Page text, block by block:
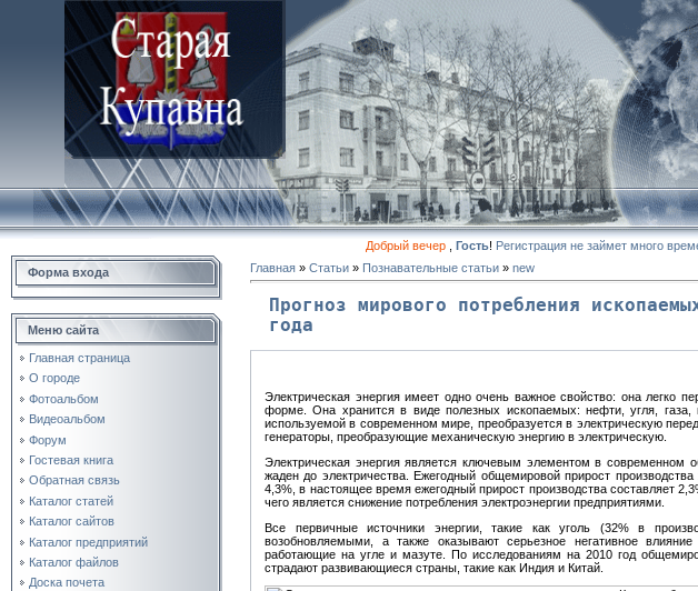
Добрый вечер, Гость! Регистрация не займет много
Форма входа
Меню сайта
Главная страница
О городе
Фотоальбом
Видеоальбом
Форум
Гостевая книга
Обратная связь
Каталог статей
Каталог сайтов
Каталог предприятий
Каталог файлов
Доска почета
Главная » Статьи » Познавательные статьи » new
Прогноз мирового потребления
года
Электрическая энергия имеет одно очень важное свойство: она легко
форме. Она хранится в виде полезных ископаемых: нефти, угля, газа,
используемой в современном мире, преобразуется в электрическую
генераторы, преобразующие механическую энергию в электрическую.
Электрическая энергия является ключевым элементом в современном
жаден до электричества. Ежегодный общемировой прирост
4,3%, в настоящее время ежегодный прирост производства составляет
чего является снижение потребления электроэнергии предприятиями.
Все первичные источники энергии, такие как уголь (32% в
возобновляемыми, а также оказывают серьезное негативное
работающие на угле и мазуте. По исследованиям на 2010 год
страдают развивающиеся страны, такие как Индия и Китай.